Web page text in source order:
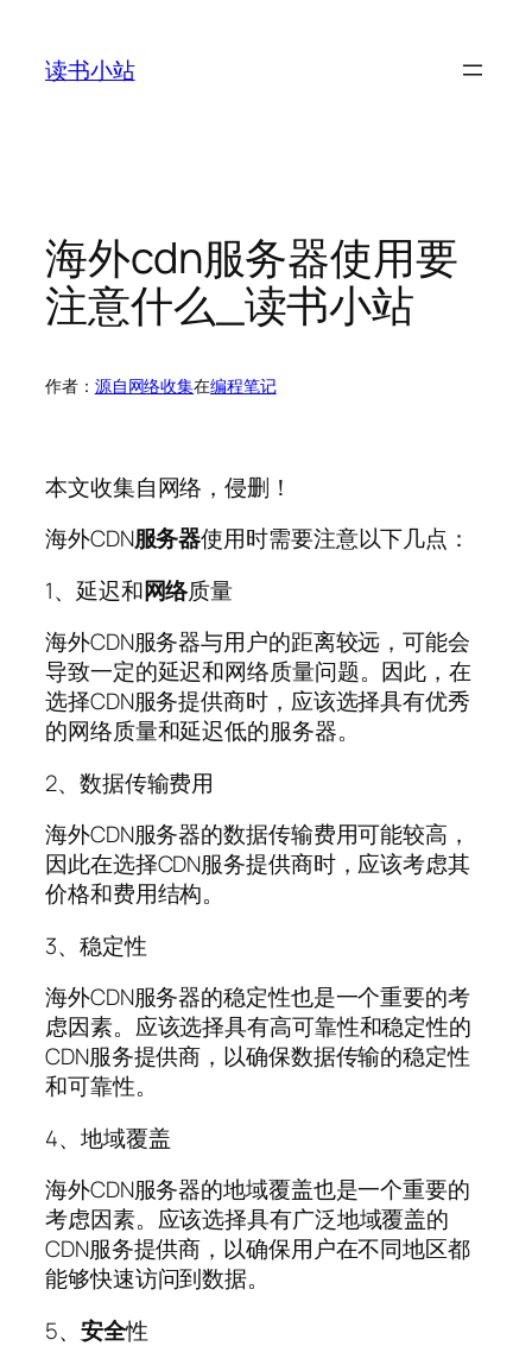
读书小站
海外cdn服务器使用要
注意什么_读书小站
作者： 源自网络收集在编程笔记
本文收集自网络，侵删！
海外CDN服务器使用时需要注意以下几点：
1、延迟和网络质量
海外CDN服务器与用户的距离较远，可能会
导致一定的延迟和网络质量问题。因此，在
选择CDN服务提供商时，应该选择具有优秀
的网络质量和延迟低的服务器。
2、数据传输费用
海外CDN服务器的数据传输费用可能较高，
因此在选择CDN服务提供商时，应该考虑其
价格和费用结构。
3、稳定性
海外CDN服务器的稳定性也是一个重要的考
虑因素。应该选择具有高可靠性和稳定性的
CDN服务提供商，以确保数据传输的稳定性
和可靠性。
4、地域覆盖
海外CDN服务器的地域覆盖也是一个重要的
考虑因素。应该选择具有广泛地域覆盖的
CDN服务提供商，以确保用户在不同地区都
能够快速访问到数据。
5、 安全性